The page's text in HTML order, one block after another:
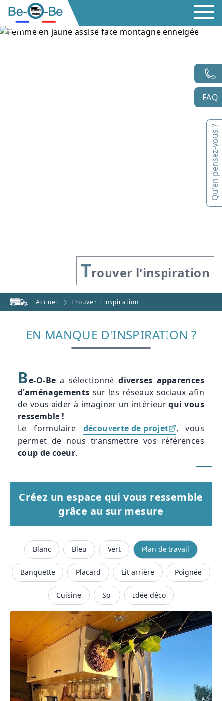
Trouver l'inspiration
Accueil Trouver l'inspiration
EN MANQUE D'INSPIRATION ?
Be-O-Be a sélectionnédiverses apparences
d'aménagements sur les réseaux sociaux afin
de vous aider à imaginer un intérieurqui vous
ressemble !
Le formulaire découverte de projet
, vous
permet de nous transmettre vos références
coup de coeur.
Créez un espace qui vous ressemble
grâce au sur mesure
Blanc Bleu Vert Plan de travail
Banquette Placard Lit arrière Poignée
Cuisine Sol Idée déco
Qu'en pensez-vous ?
FAQ